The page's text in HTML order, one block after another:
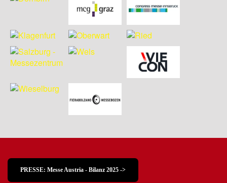
PRESSE: Messe Austria - Bilanz 2025 ->